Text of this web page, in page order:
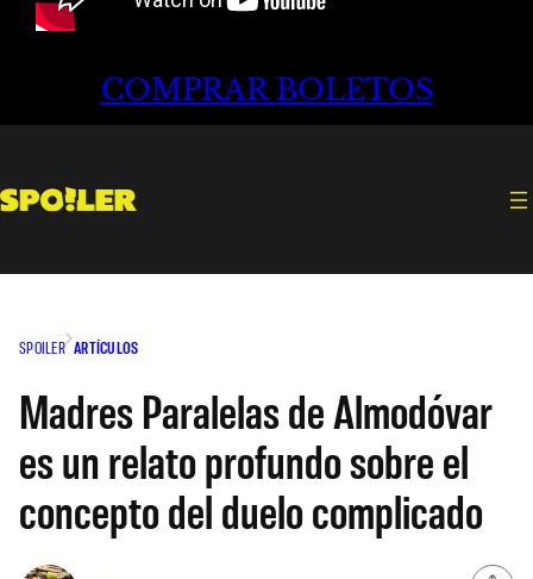
COMPRAR BOLETOS
SPOILER ARTÍCULOS
Madres Paralelas de Almodóvar
es un relato profundo sobre el
concepto del duelo complicado